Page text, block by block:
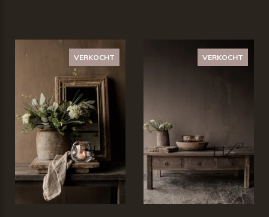
VERKOCHT VERKOCHT